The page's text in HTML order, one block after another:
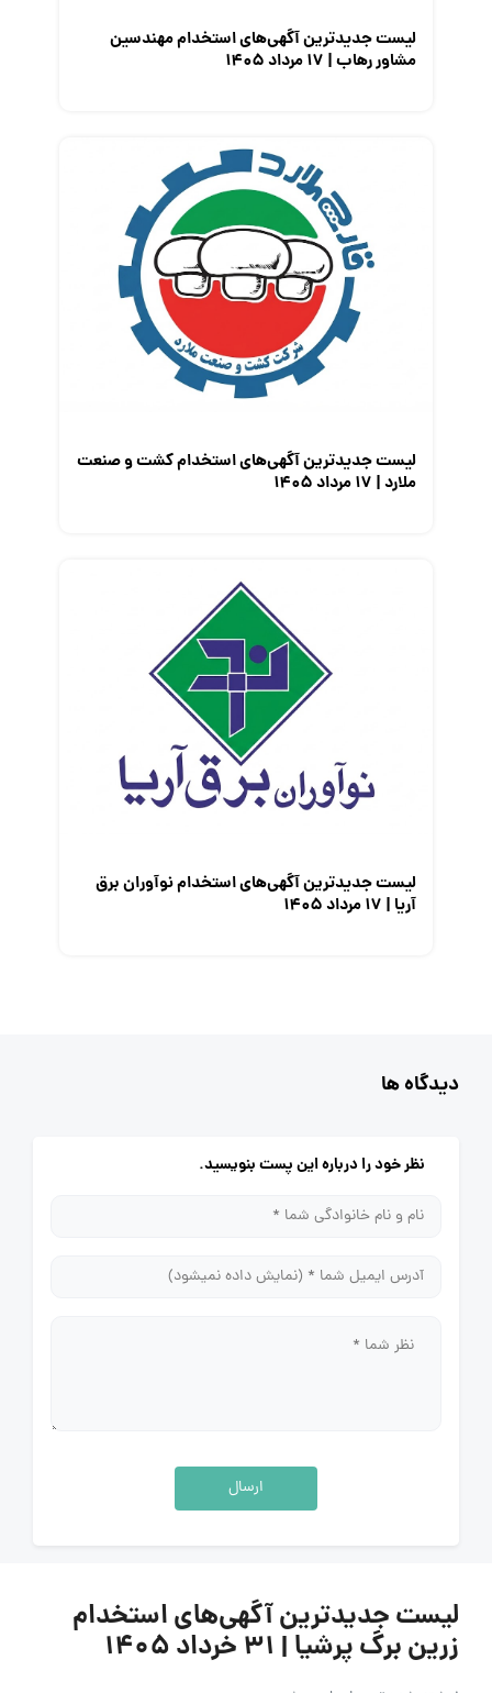
لیست جدیدترین آگهی‌های استخدام مهندسین
مشاور رهاب | ۱۷ مرداد ۱۴۰۵
لیست جدیدترین آگهی‌های استخدام کشت و صنعت
ملارد | ۱۷ مرداد ۱۴۰۵
لیست جدیدترین آگهی‌های استخدام نوآوران برق
آریا | ۱۷ مرداد ۱۴۰۵
دیدگاه ها
نظر خود را درباره این پست بنویسید.
ارسال
لیست جدیدترین آگهی‌های استخدام
زرین برگ پرشیا | ۳۱ خرداد ۱۴۰۵